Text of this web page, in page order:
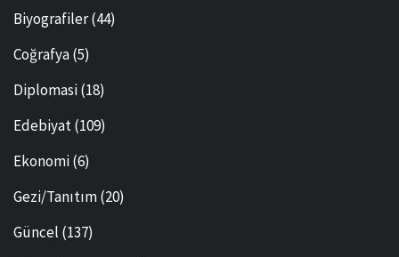
Biyografiler(44)
Coğrafya(5)
Diplomasi(18)
Edebiyat(109)
Ekonomi(6)
Gezi/Tanıtım(20)
Güncel (137)